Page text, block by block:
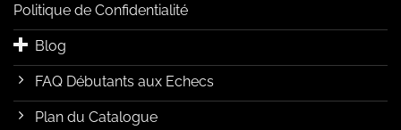
Politique de Confidentialité
Blog
FAQ Débutants aux Echecs
Plan du Catalogue